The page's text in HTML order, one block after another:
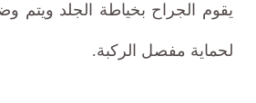
يقوم الجراح بخياطة الجلد ويتم
لحماية مفصل الركبة.